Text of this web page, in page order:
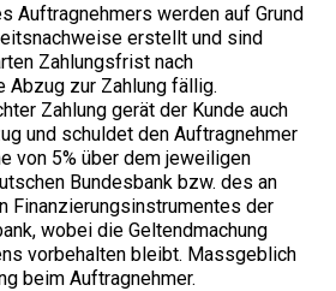
Auftragnehmers werden auf Grund
erstellt und sind
Zahlungsfrist nach
Abzug zur Zahlung fällig.
Zahlung gerät der Kunde auch
und schuldet den Auftragnehmer
von 5% über dem jeweiligen
Bundesbank bzw. des an
Finanzierungsinstrumentes der
wobei die Geltendmachung
vorbehalten bleibt. Massgeblich
beim Auftragnehmer.